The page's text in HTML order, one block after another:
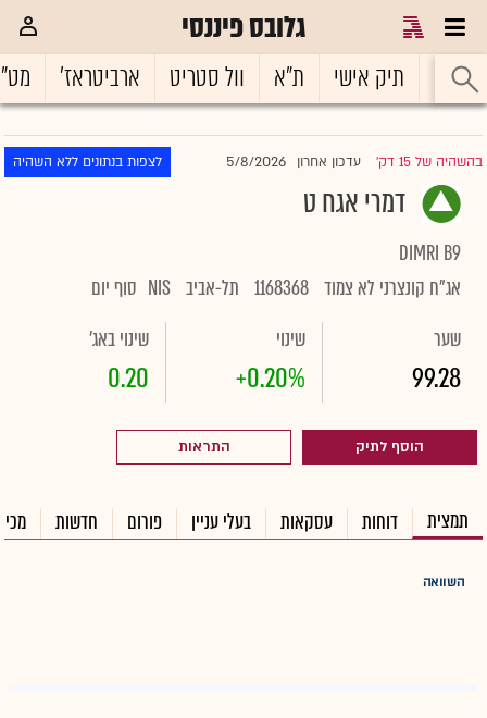
גלובס פיננסי
ראשי תיק אישי ת"א וול סטריט ארביטראז'
בהשהיה של 15 דק' |עדכון אחרון 5/8/2026 לצפות בנתונים ללא השהיה
דמרי אגח ט
DIMRI B9
אג"ח קונצרני לא צמוד 1168368 תל-אביב NIS סוף יום
שער
99.28
שינוי
+0.20%
שינוי באג'
0.20
הוסף לתיק התראות
תמצית דוחות עסקאות בעלי עניין פורום חדשות
השוואה